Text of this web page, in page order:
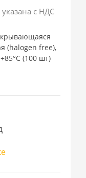
с НДС
(halogen free),
(100 шт)